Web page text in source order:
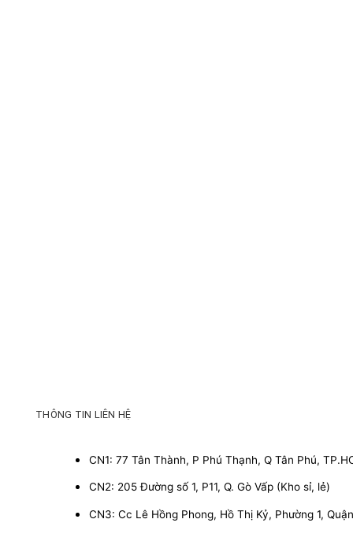
THÔNG TIN LIÊN HỆ
CN1: 77 Tân Thành, P Phú Thạnh, Q Tân Phú,
CN2: 205 Đường số 1, P11, Q. Gò Vấp (Kho sỉ, lẻ)
CN3: Cc Lê Hồng Phong, Hồ Thị Kỷ, Phường 1,